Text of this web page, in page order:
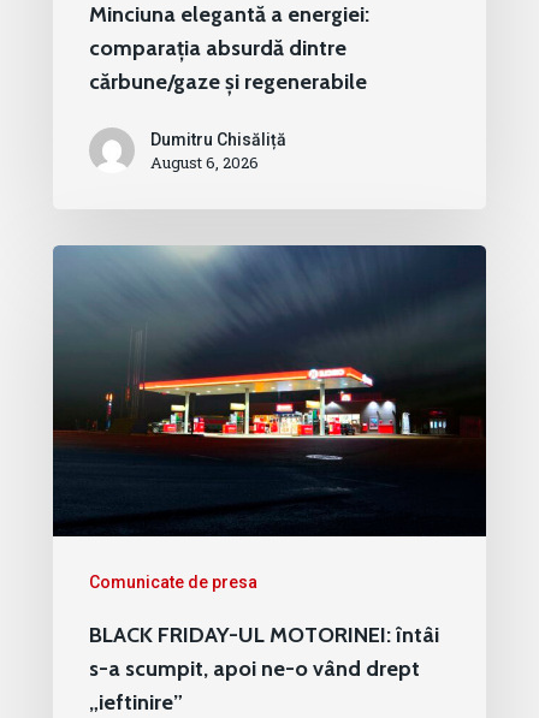
Minciuna elegantă a energiei:
comparația absurdă dintre
cărbune/gaze și regenerabile
Dumitru Chisăliță
August 6, 2026
Comunicate de presa
BLACK FRIDAY-UL MOTORINEI: întâi
s-a scumpit, apoi ne-o vând drept
„ieftinire”